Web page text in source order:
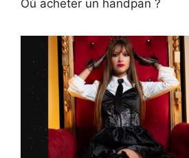
Où acheter un handpan ?